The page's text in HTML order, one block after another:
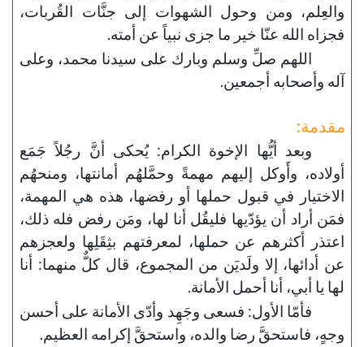
والعِلم، ومن وحول الشهوات إلى جنَّات القُربات،
فجزاه الله عنّا خير ما جزى نبياً عن أمته.
اللهم صلِّ وسلم وبارك على سيدنا محمد، وعلى
آله وأصحابه أجمعين.
مقدمة:
وبعد أيُّها الإخوة الكرام: يُحكى أنَّ رجُلاً جَمَع
أولاده، وأَوكل إليهم مهمةً وحمَّلهُم أمانتها، ومنحهُم
الاختيار في قبول حملها أو رفضها، هذه هي المهمة،
فمَن أراد أن يؤدّيها فليقُل أنا لها، ومَن رفض فله ذلك،
اعتذر أكثرهم عن حملها، لمعرفتهم بثِقَلِها ولعجزهم
عن أدائها، إلا ولَديَن من المجموع، قال كلٌّ منهما: أنا
لها يا أبي، أنا أحمل الأمانة.
فأمّا الأول: فسعى وجَهِد وأدّى الأمانة على أحسن
وجهٍ، فاستحقَّ رضا والده، واستحقَّ إكرامه العظيم.